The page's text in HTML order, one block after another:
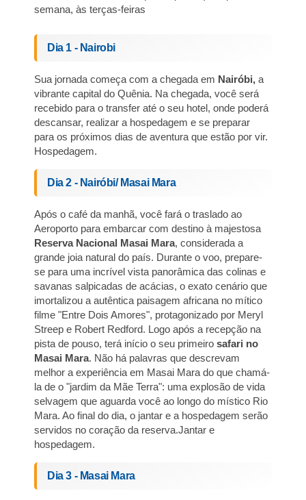
semana, às terças-feiras
Dia 1 - Nairobi
Sua jornada começa com a chegada em Nairóbi, a
vibrante capital do Quênia. Na chegada, você será
recebido para o transfer até o seu hotel, onde poderá
descansar, realizar a hospedagem e se preparar
para os próximos dias de aventura que estão por vir.
Hospedagem.
Dia 2 - Nairóbi/ Masai Mara
Após o café da manhã, você fará o traslado ao
Aeroporto para embarcar com destino à majestosa
Reserva Nacional Masai Mara, considerada a
grande joia natural do país. Durante o voo, prepare-
se para uma incrível vista panorâmica das colinas e
savanas salpicadas de acácias, o exato cenário que
imortalizou a autêntica paisagem africana no mítico
filme "Entre Dois Amores", protagonizado por Meryl
Streep e Robert Redford. Logo após a recepção na
pista de pouso, terá início o seu primeiro safari no
Masai Mara. Não há palavras que descrevam
melhor a experiência em Masai Mara do que chamá-
la de o "jardim da Mãe Terra": uma explosão de vida
selvagem que aguarda você ao longo do místico Rio
Mara. Ao final do dia, o jantar e a hospedagem serão
servidos no coração da reserva.Jantar e
hospedagem.
Dia 3 - Masai Mara